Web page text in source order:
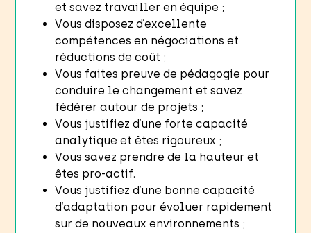
et savez travailler en équipe ;
Vous disposez d’excellente
compétences en négociations et
réductions de coût ;
Vous faites preuve de pédagogie pour
conduire le changement et savez
fédérer autour de projets ;
Vous justifiez d’une forte capacité
analytique et êtes rigoureux ;
Vous savez prendre de la hauteur et
êtes pro-actif.
Vous justifiez d’une bonne capacité
d’adaptation pour évoluer rapidement
sur de nouveaux environnements ;